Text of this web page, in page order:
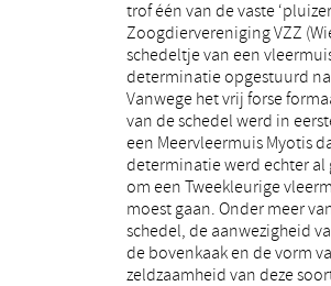
trof één van de vaste
Zoogdiervereniging VZZ
schedeltje van een
determinatie opgestuurd
Vanwege het vrij forse
van de schedel werd in
een Meervleermuis Myotis
determinatie werd echter
om een Tweekleurige
moest gaan. Onder meer
schedel, de aanwezigheid
de bovenkaak en de vorm
zeldzaamheid van deze
doortrekker in najaar en winter.
beeld werd gevormd door
aanwezige kraamgroep in de
laatste jaren
zomerwaarnemingen
meer uit Fryslân,
Het is daarbij niet duidelijk
daadwerkelijk toeneemt
gemist is doordat de
met die van Laatvlieger
vleermuis Nyctalus
de Tweekleurige
beslist geen algemene soort